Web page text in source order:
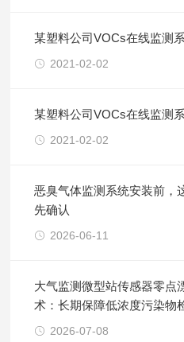
某塑料公司VOCs在线监测
2021-02-02
某塑料公司VOCs在线监测
2021-02-02
恶臭气体监测系统安装前，
先确认
2026-06-11
大气监测微型站传感器零点
术：长期保障低浓度污染物
2026-07-08